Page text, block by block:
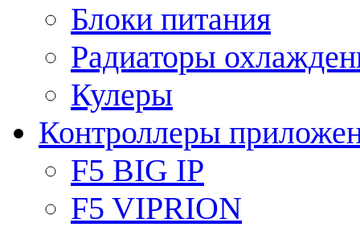
Блоки питания
Радиаторы
Кулеры
Контроллеры
F5 BIG IP
F5 VIPRION